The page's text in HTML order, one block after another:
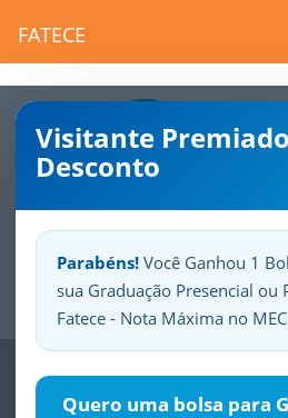
FATECE
Visitante
Desconto
Parabéns! Você Ganhou 1
sua Graduação Presencial ou
Fatece - Nota Máxima no
Quero uma bolsa para
SuaFatece.
Previous